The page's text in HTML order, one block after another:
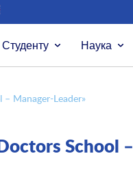
Студенту Наука
Manager-Leader»
School –